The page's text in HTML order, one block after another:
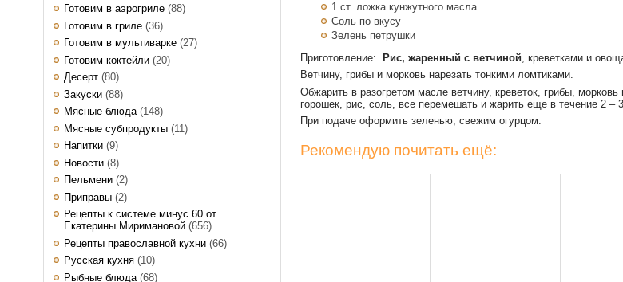
Готовим в аэрогриле (88)
Готовим в гриле (36)
Готовим в мультиварке (27)
Готовим коктейли (20)
Десерт (80)
Закуски (88)
Мясные блюда(148)
Мясные субпродукты (11)
Напитки (9)
Новости (8)
Пельмени (2)
Приправы (2)
Рецепты к системе минус 60 от
Екатерины Миримановой (656)
Рецепты православной кухни (66)
Русская кухня (10)
Рыбные блюда (68)
1 ст. ложка кунжутного масла
Соль по вкусу
Зелень петрушки
Приготовление: Рис, жаренный с ветчиной , креветками и
Ветчину, грибы и морковь нарезать тонкими ломтиками.
Обжарить в разогретом масле ветчину, креветок, грибы,
горошек, рис, соль, все перемешать и жарить еще в течение 2 –
При подаче оформить зеленью, свежим огурцом.
Рекомендую почитать ещё: